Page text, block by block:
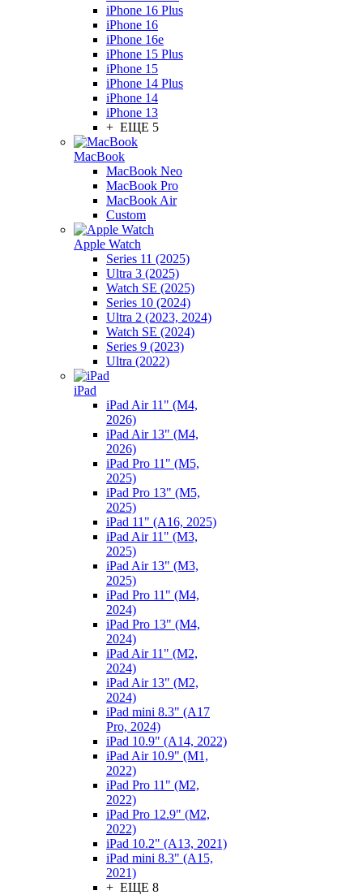
iPhone 16 Plus
iPhone 16
iPhone 16e
iPhone 15 Plus
iPhone 15
iPhone 14 Plus
iPhone 14
iPhone 13
+ ЕЩЕ 5
MacBook
MacBook Neo
MacBook Pro
MacBook Air
Custom
Apple Watch
Series 11 (2025)
Ultra 3 (2025)
Watch SE (2025)
Series 10 (2024)
Ultra 2 (2023, 2024)
Watch SE (2024)
Series 9 (2023)
Ultra (2022)
iPad
iPad Air 11" (M4,
2026)
iPad Air 13" (M4,
2026)
iPad Pro 11" (M5,
2025)
iPad Pro 13" (M5,
2025)
iPad 11" (A16, 2025)
iPad Air 11" (M3,
2025)
iPad Air 13" (M3,
2025)
iPad Pro 11" (M4,
2024)
iPad Pro 13" (M4,
2024)
iPad Air 11" (M2,
2024)
iPad Air 13" (M2,
2024)
iPad mini 8.3" (A17
Pro, 2024)
iPad 10.9" (A14, 2022)
iPad Air 10.9" (M1,
2022)
iPad Pro 11" (M2,
2022)
iPad Pro 12.9" (M2,
2022)
iPad 10.2" (A13, 2021)
iPad mini 8.3" (A15,
2021)
+ ЕЩЕ 8